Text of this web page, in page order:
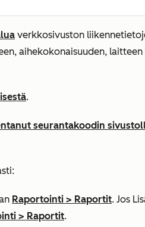
verkkosivuston
aihekokonaisuuden,
.
seurantakoodin
Raportointi > Raportit. Jos
> Raportit.